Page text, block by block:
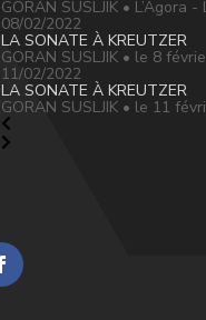
GORAN SUSLJIK • L’Agora
08/02/2022
LA SONATE À KREUTZER
GORAN SUSLJIK • le 8
11/02/2022
LA SONATE À KREUTZER
GORAN SUSLJIK • le 11